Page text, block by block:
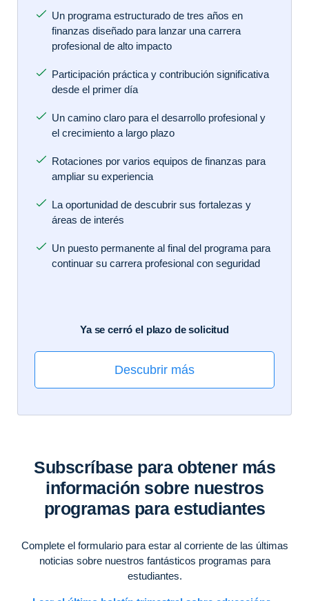
Un programa estructurado de tres años en
finanzas diseñado para lanzar una carrera
profesional de alto impacto
Participación práctica y contribución significativa
desde el primer día
Un camino claro para el desarrollo profesional y
el crecimiento a largo plazo
Rotaciones por varios equipos de finanzas para
ampliar su experiencia
La oportunidad de descubrir sus fortalezas y
áreas de interés
Un puesto permanente al final del programa para
continuar su carrera profesional con seguridad
Ya se cerró el plazo de solicitud
Descubrir más
Subscríbase para obtener más
información sobre nuestros
programas para estudiantes
Complete el formulario para estar al corriente de las últimas
noticias sobre nuestros fantásticos programas para
estudiantes.